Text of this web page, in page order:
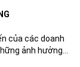
của các doanh
ảnh hưởng